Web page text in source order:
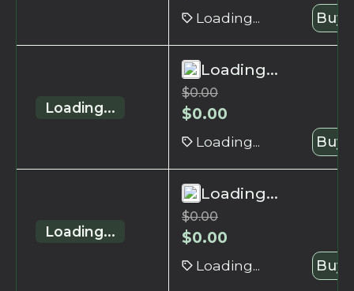
Loading... Buy
Loading...
Loading...
$0.00
$0.00
Loading... Buy
Loading...
Loading...
$0.00
$0.00
Loading... Buy